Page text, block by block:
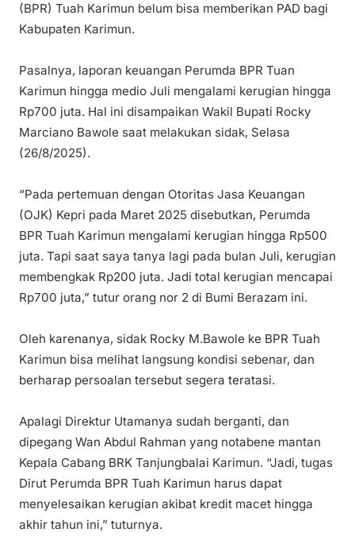
(BPR) Tuah Karimun belum bisa memberikan PAD bagi
Kabupaten Karimun.
Pasalnya, laporan keuangan Perumda BPR Tuan
Karimun hingga medio Juli mengalami kerugian hingga
Rp700 juta. Hal ini disampaikan Wakil Bupati Rocky
Marciano Bawole saat melakukan sidak, Selasa
(26/8/2025).
“Pada pertemuan dengan Otoritas Jasa Keuangan
(OJK) Kepri pada Maret 2025 disebutkan, Perumda
BPR Tuah Karimun mengalami kerugian hingga Rp500
juta. Tapi saat saya tanya lagi pada bulan Juli, kerugian
membengkak Rp200 juta. Jadi total kerugian mencapai
Rp700 juta,” tutur orang nor 2 di Bumi Berazam ini.
Oleh karenanya, sidak Rocky M.Bawole ke BPR Tuah
Karimun bisa melihat langsung kondisi sebenar, dan
berharap persoalan tersebut segera teratasi.
Apalagi Direktur Utamanya sudah berganti, dan
dipegang Wan Abdul Rahman yang notabene mantan
Kepala Cabang BRK Tanjungbalai Karimun. “Jadi, tugas
Dirut Perumda BPR Tuah Karimun harus dapat
menyelesaikan kerugian akibat kredit macet hingga
akhir tahun ini,” tuturnya.